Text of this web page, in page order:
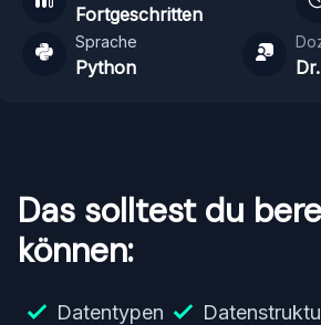
Fortgeschritten
Sprache
Python
Das solltest du
können:
Datentypen